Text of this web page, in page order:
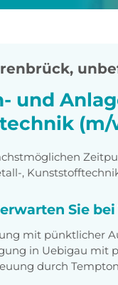
,
und
(m/
,
Sie
mit pünktlicher
in Uebigau mit
durch